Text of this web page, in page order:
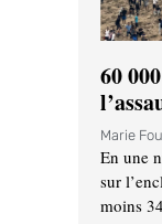
60
Marie
En une
sur
moins